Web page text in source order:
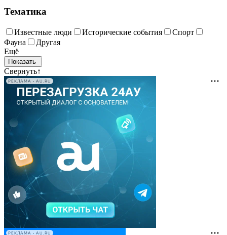
Тематика
Известные люди Исторические события
Спорт
Фауна
Другая
Ещё
Свернуть↑
РЕКЛАМА • AU.RU
РЕКЛАМА • AU.RU